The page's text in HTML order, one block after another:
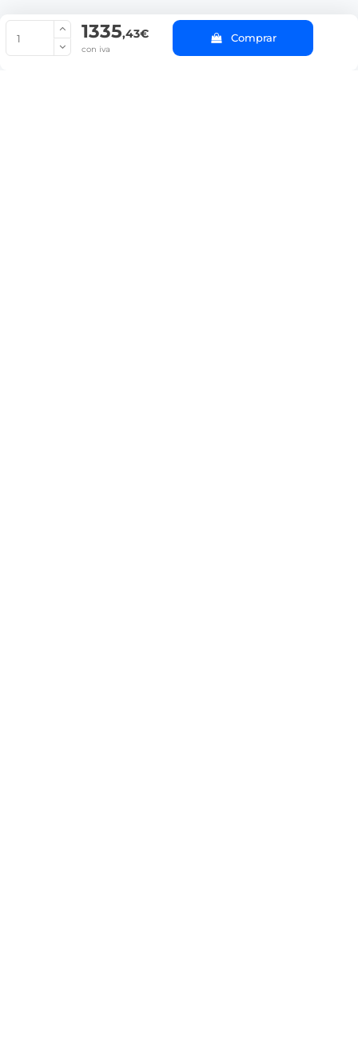
1335,43€
con iva
Comprar
© Copyright 2022 PepeBar.com | Política de cookies |
Aviso legal y
Condiciones generales de compra |